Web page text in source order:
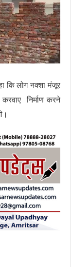
कि लोग नक्शा मंजूर
निर्माण करने